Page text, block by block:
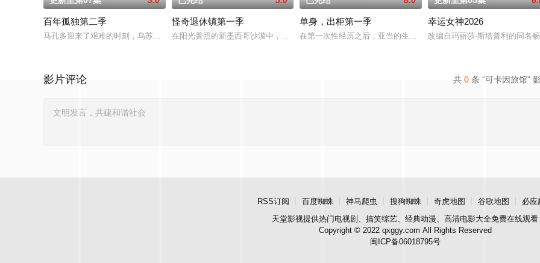
百年孤独第二季
马孔多迎来了艰难的时刻，乌苏拉·伊瓜兰的诅咒成真，和平越来越难维持……该剧改编自诺贝尔文学奖得主加西亚·马尔克斯的同名小说。
怪奇退休镇第一季
在阳光普照的新墨西哥沙漠中，坐落着风景如画的退休镇，小镇致力于为居民提供毕生难忘的美好时光。
单身，出柜第一季
在第一次性经历之后，亚当的生活永远地改变了。在平衡工作、艺
幸运女神2026
改编自玛丽莎·斯塔普利的同名
共 0 条 “可卡因旅馆”
影片评论
RSS订阅 百度蜘蛛 神马爬虫 搜狗蜘蛛 奇虎地图 谷歌地图
必应
天堂影视提供热门电视剧、搞笑综艺、经典动漫、高清电影大全免费在线观看
Copyright © 2022 qxggy.com All Rights Reserved
闽ICP备06018795号